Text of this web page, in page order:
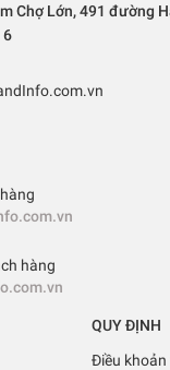
Chợ Lớn, 491 đường
6
hàng
QUY ĐỊNH
Điều